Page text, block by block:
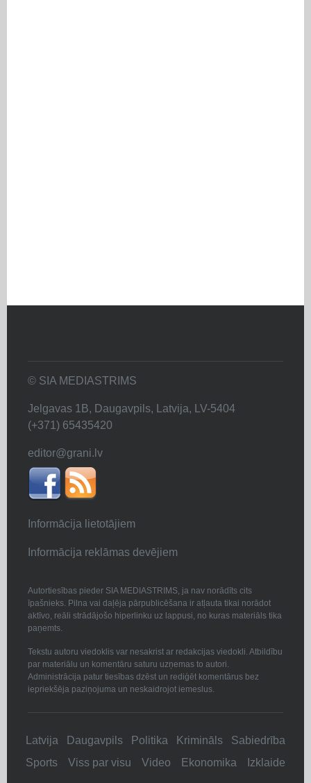
© SIA MEDIASTRIMS
Jelgavas 1B, Daugavpils, Latvija, LV-5404
(+371) 65435420
editor@grani.lv
Informācija lietotājiem
Informācija reklāmas devējiem
Autortiesības pieder SIA MEDIASTRIMS, ja nav norādīts cits
īpašnieks. Pilna vai daļēja pārpublicēšana ir atļauta tikai norādot
aktīvo, reāli strādājošo hiperlinku uz lappusi, no kuras materiāls tika
paņemts.
Tekstu autoru viedoklis var nesakrist ar redakcijas viedokli. Atbildību
par materiālu un komentāru saturu uzņemas to autori.
Administrācija patur tiesības dzēst un rediģēt komentārus bez
iepriekšēja paziņojuma un neskaidrojot iemeslus.
Latvija Daugavpils Politika Krimināls
Sabiedrība
Sports
Viss par visu Video Ekonomika Izklaide